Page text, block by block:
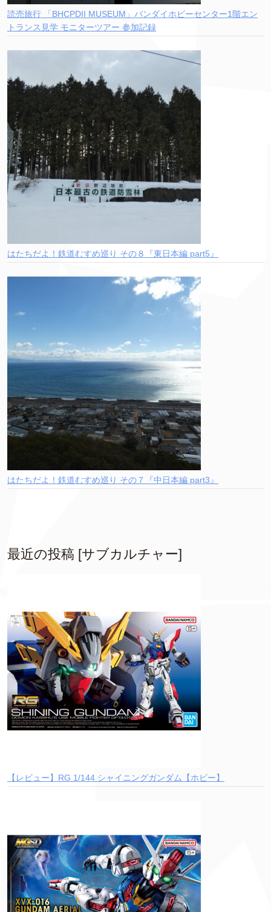
読売旅行 「BHCPDII MUSEUM」バンダイホビーセンター1階エン
トランス見学 モニターツアー 参加記録
はたちだよ！鉄道むすめ巡り その８『東日本編 part5』
はたちだよ！鉄道むすめ巡り その７『中日本編 part3』
最近の投稿 [サブカルチャー]
【レビュー】RG 1/144 シャイニングガンダム【ホビー】